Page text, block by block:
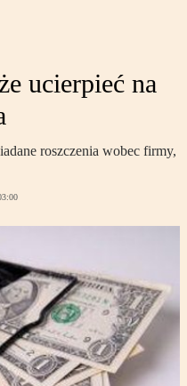
ucierpieć na
roszczenia wobec firmy,